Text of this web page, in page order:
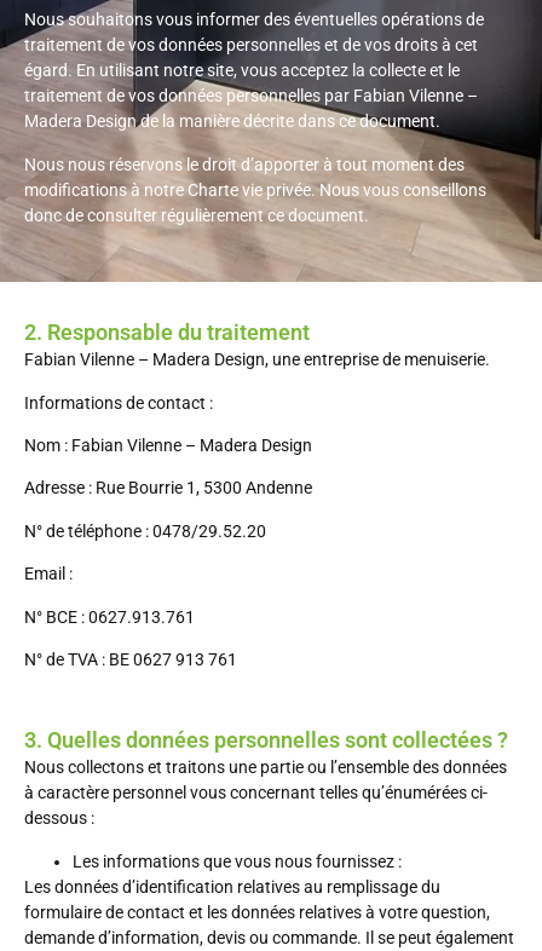
Nous souhaitons vous informer des éventuelles opérations de
traitement de vos données personnelles et de vos droits à cet
égard. En utilisant notre site, vous acceptez la collecte et le
traitement de vos données personnelles par Fabian Vilenne –
Madera Design de la manière décrite dans ce document.
Nous nous réservons le droit d’apporter à tout moment des
modifications à notre Charte vie privée. Nous vous conseillons
donc de consulter régulièrement ce document.
2. Responsable du traitement
Fabian Vilenne – Madera Design, une entreprise de menuiserie.
Informations de contact :
Nom : Fabian Vilenne – Madera Design
Adresse : Rue Bourrie 1, 5300 Andenne
N° de téléphone : 0478/29.52.20
Email :
N° BCE : 0627.913.761
N° de TVA : BE 0627 913 761
3. Quelles données personnelles sont collectées ?
Nous collectons et traitons une partie ou l’ensemble des données
à caractère personnel vous concernant telles qu’énumérées ci-
dessous :
Les informations que vous nous fournissez :
Les données d’identification relatives au remplissage du
formulaire de contact et les données relatives à votre question,
demande d’information, devis ou commande. Il se peut également